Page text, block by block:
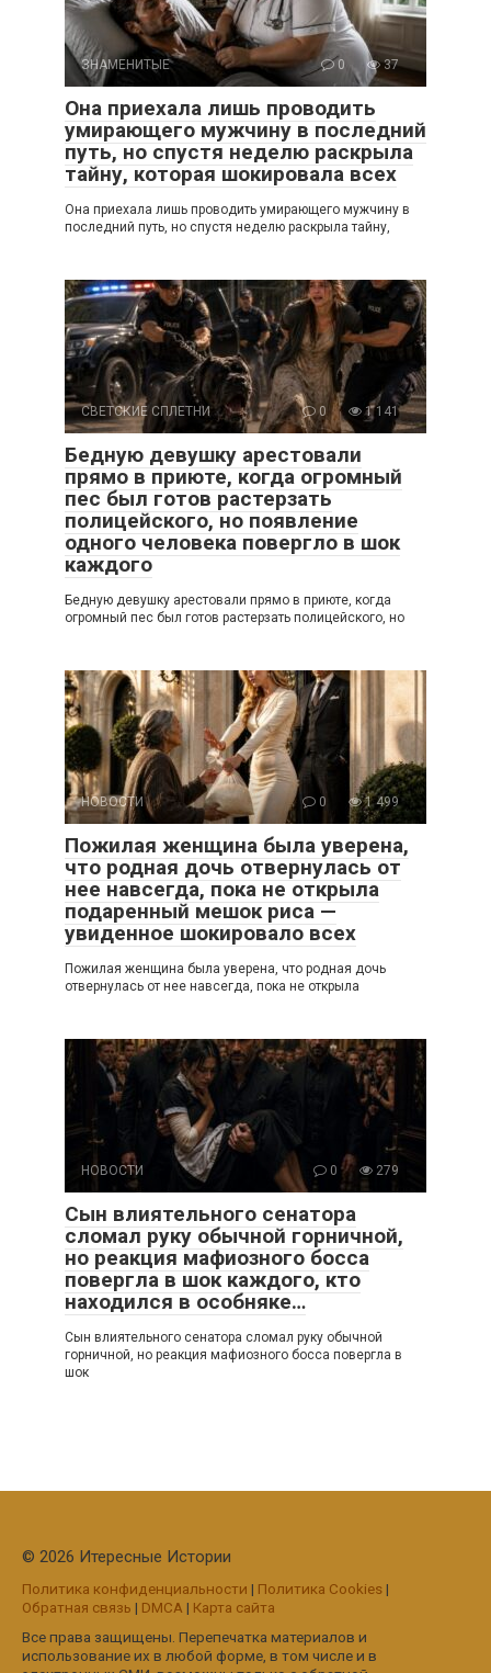
ЗНАМЕНИТЫЕ 0 37
Она приехала лишь проводить
умирающего мужчину в последний
путь, но спустя неделю раскрыла
тайну, которая шокировала всех
Она приехала лишь проводить умирающего мужчину в
последний путь, но спустя неделю раскрыла тайну,
СВЕТСКИЕ СПЛЕТНИ 0 1 141
Бедную девушку арестовали
прямо в приюте, когда огромный
пес был готов растерзать
полицейского, но появление
одного человека повергло в шок
каждого
Бедную девушку арестовали прямо в приюте, когда
огромный пес был готов растерзать полицейского, но
НОВОСТИ 0 1 499
Пожилая женщина была уверена,
что родная дочь отвернулась от
нее навсегда, пока не открыла
подаренный мешок риса —
увиденное шокировало всех
Пожилая женщина была уверена, что родная дочь
отвернулась от нее навсегда, пока не открыла
НОВОСТИ 0 279
Сын влиятельного сенатора
сломал руку обычной горничной,
но реакция мафиозного босса
повергла в шок каждого, кто
находился в особняке…
Сын влиятельного сенатора сломал руку обычной
горничной, но реакция мафиозного босса повергла в
шок
© 2026 Итересные Истории
Политика конфиденциальности | Политика Cookies|
Обратная связь | DMCA | Карта сайта
Все права защищены. Перепечатка материалов и
использование их в любой форме, в том числе и в